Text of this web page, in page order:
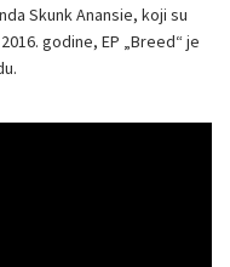
Skunk Anansie, koji su
godine, EP „Breed“ je